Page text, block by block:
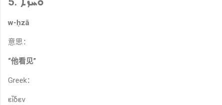
w-ḥzā
意思：
“他看见”
Greek：
εἶδεν